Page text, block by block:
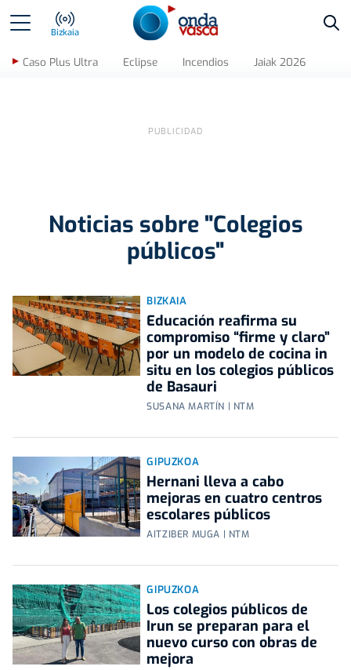
Bizkaia
Caso Plus Ultra Eclipse Incendios Jaiak 2026
Noticias sobre "Colegios
públicos"
BIZKAIA
Educación reafirma su
compromiso “firme y claro”
por un modelo de cocina in
situ en los colegios públicos
de Basauri
SUSANA MARTÍN | NTM
GIPUZKOA
Hernani lleva a cabo
mejoras en cuatro centros
escolares públicos
AITZIBER MUGA | NTM
GIPUZKOA
Los colegios públicos de
Irun se preparan para el
nuevo curso con obras de
mejora